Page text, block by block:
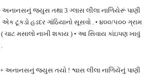
અનાનસનું જ્યુસ તથા 3 ગ્લાસ લીલા નાળિયેરૂં પાણી
એક ટૂકડો હડદર ગાંઠિયાનો સૂસવો . • ૪૦૦/૫૦૦ ગ્રામ
( ચાટ મસાલો નાખી શકાય ) • આ સિવાય કાંઇપણ ખાવું
+ અનાનસનું જ્યુસ તયો ! શ્વાસ લીલા નાળિયેંનું પાણી